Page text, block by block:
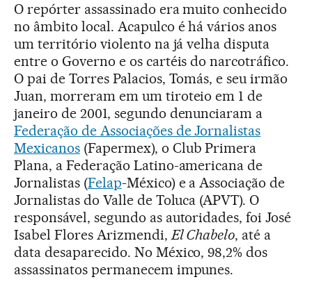
O repórter assassinado era muito conhecido
no âmbito local. Acapulco é há vários anos
um território violento na já velha disputa
entre o Governo e os cartéis do narcotráfico.
O pai de Torres Palacios, Tomás, e seu irmão
Juan, morreram em um tiroteio em 1 de
janeiro de 2001, segundo denunciaram a
Federação de Associações de Jornalistas
Mexicanos(Fapermex), o Club Primera
Plana, a Federação Latino-americana de
Jornalistas (Felap-México) e a Associação de
Jornalistas do Valle de Toluca (APVT). O
responsável, segundo as autoridades, foi José
Isabel Flores Arizmendi,El Chabelo, até a
data desaparecido. No México, 98,2% dos
assassinatos permanecem impunes.